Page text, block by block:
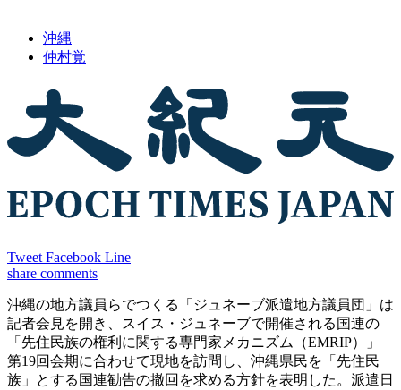
沖縄
仲村覚
Tweet Facebook Line
share comments
沖縄の地方議員らでつくる「ジュネーブ派遣地方議員団」は
記者会見を開き、スイス・ジュネーブで開催される国連の
「先住民族の権利に関する専門家メカニズム（EMRIP）」
第19回会期に合わせて現地を訪問し、沖縄県民を「先住民
族」とする国連勧告の撤回を求める方針を表明した。派遣日